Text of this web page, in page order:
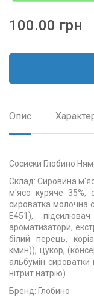
100.00 грн
Опис
Сосиски Глобино
Склад: Сировина
м'ясо куряче 35%,
сироватка молочна
Е451),
ароматизатори,
білий перець,
кмин)), цукор,
альбумін сироватки
нітрит натрію).
Бренд: Глобино